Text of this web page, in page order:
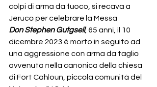
colpi di arma da fuoco, si recava a
Jeruco per celebrare la Messa
Don Stephen Gutgsell, 65 anni, il 10
dicembre 2023 è morto in seguito ad
una aggressione con arma da taglio
avvenuta nella canonica della chiesa
di Fort Cahloun, piccola comunità del